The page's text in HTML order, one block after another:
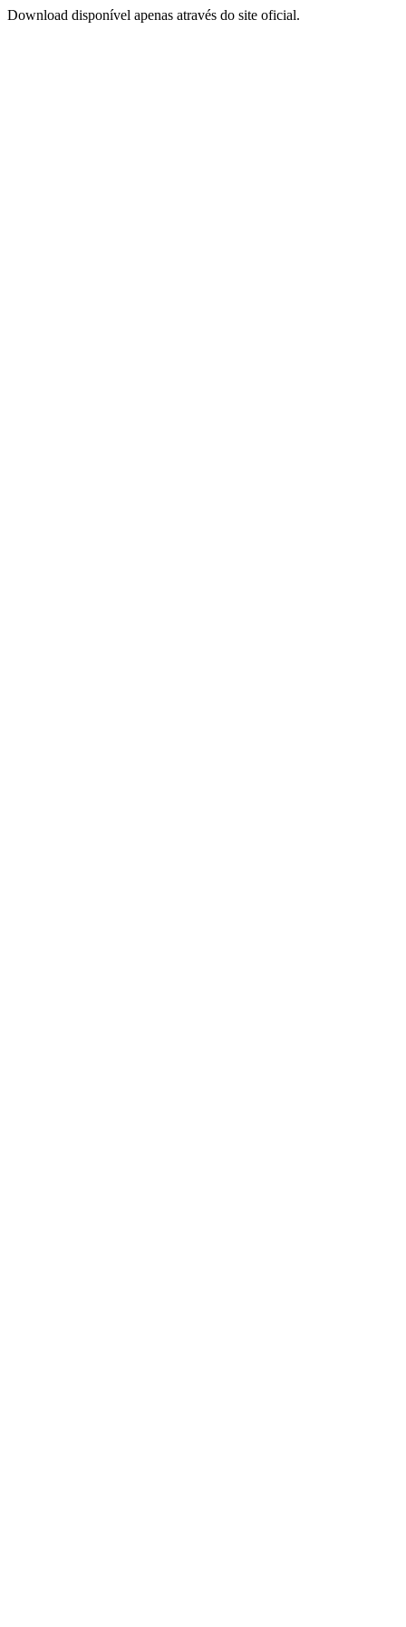
Download disponível apenas através do site oficial.